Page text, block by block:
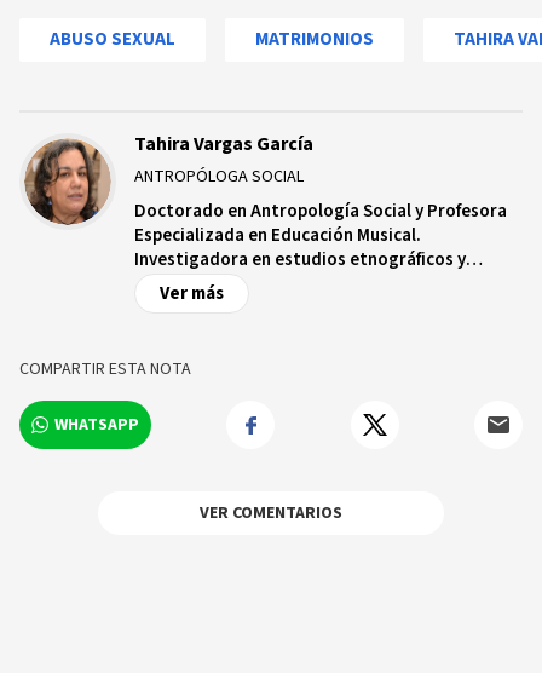
ABUSO SEXUAL MATRIMONIOS TAHIRA
Tahira Vargas García
ANTROPÓLOGA SOCIAL
Doctorado en Antropología Social y Profesora
Especializada en Educación Musical.
Investigadora en estudios etnográficos y
cualitativos en temas como: pobreza-
marginación social, movimientos sociales,
estudios y evaluaciones en diversos temas en
República Dominicana, Africa, México y Cuba.
Ver más
COMPARTIR ESTA NOTA
WHATSAPP
VER COMENTARIOS